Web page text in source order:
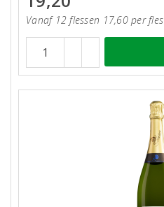
Vanaf 12 flessen 17,60 per fles